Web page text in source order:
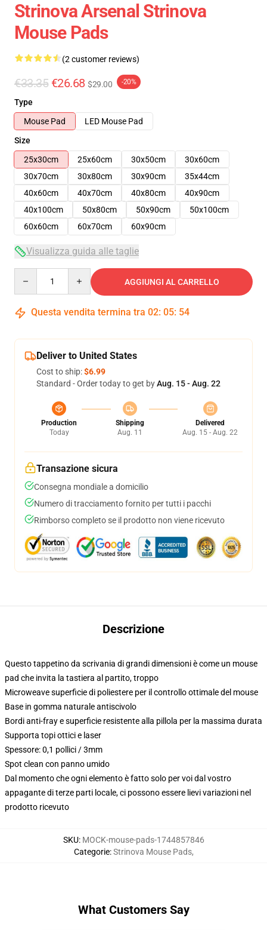
Strinova Arsenal Strinova
Mouse Pads
(2 customer reviews)
€33.35 €26.68 $29.00 -20%
Type
Mouse Pad
LED Mouse Pad
Size
25x30cm
25x60cm 30x50cm
30x60cm
30x70cm
30x80cm 30x90cm
35x44cm
40x60cm
40x70cm 40x80cm
40x90cm
40x100cm
50x80cm 50x90cm
50x100cm
60x60cm
60x70cm 60x90cm
Visualizza guida alle taglie
AGGIUNGI AL CARRELLO
Questa vendita termina tra 02: 05: 54
Deliver to United States
Cost to ship:$6.99
Standard - Order today to get byAug. 15 - Aug. 22
Production
Today
Shipping
Aug. 11
Delivered
Aug. 15 - Aug. 22
Transazione sicura
Consegna mondiale a domicilio
Numero di tracciamento fornito per tutti i pacchi
Rimborso completo se il prodotto non viene ricevuto
Descrizione
Questo tappetino da scrivania di grandi dimensioni è come un mouse
pad che invita la tastiera al partito, troppo
Microweave superficie di poliestere per il controllo ottimale del mouse
Base in gomma naturale antiscivolo
Bordi anti-fray e superficie resistente alla pillola per la massima durata
Supporta topi ottici e laser
Spessore: 0,1 pollici / 3mm
Spot clean con panno umido
Dal momento che ogni elemento è fatto solo per voi dal vostro
appagante di terze parti locale, ci possono essere lievi variazioni nel
prodotto ricevuto
SKU: MOCK-mouse-pads-1744857846
Categorie:Strinova Mouse Pads,
What Customers Say